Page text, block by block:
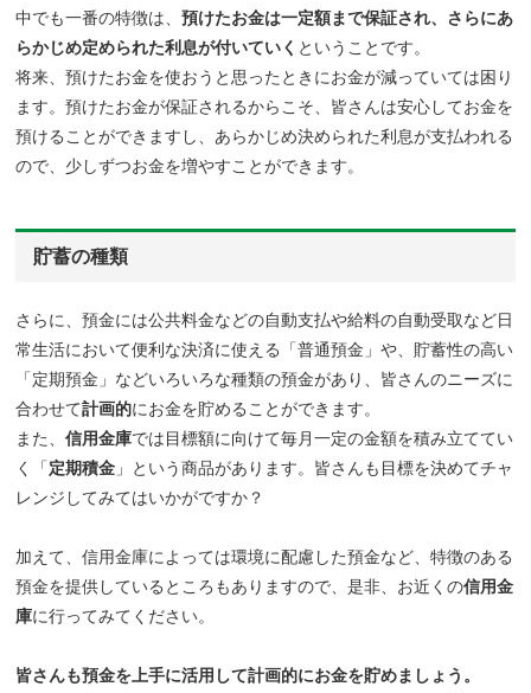
中でも一番の特徴は、預けたお金は一定額まで保証され、さらにあ
らかじめ定められた利息が付いていく ということです。
将来、預けたお金を使おうと思ったときにお金が減っていては困り
ます。預けたお金が保証されるからこそ、皆さんは安心してお金を
預けることができますし、あらかじめ決められた利息が支払われる
ので、少しずつお金を増やすことができます。
貯蓄の種類
さらに、預金には公共料金などの自動支払や給料の自動受取など日
常生活において便利な決済に使える「普通預金」や、貯蓄性の高い
「定期預金」などいろいろな種類の預金があり、皆さんのニーズに
合わせて計画的にお金を貯めることができます。
また、信用金庫では目標額に向けて毎月一定の金額を積み立ててい
く「定期積金 」という商品があります。皆さんも目標を決めてチャ
レンジしてみてはいかがですか？
加えて、信用金庫によっては環境に配慮した預金など、特徴のある
預金を提供しているところもありますので、是非、お近くの信用金
庫に行ってみてください。
皆さんも預金を上手に活用して計画的にお金を貯めましょう。